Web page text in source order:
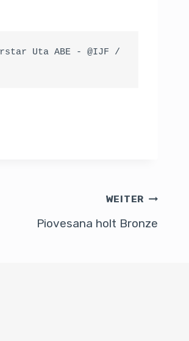
Uta ABE - @IJF /
WEITER
Piovesana holt Bronze